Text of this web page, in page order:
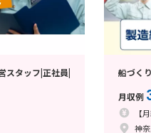
スタッフ|正社員|
船づく
月収例
【
神